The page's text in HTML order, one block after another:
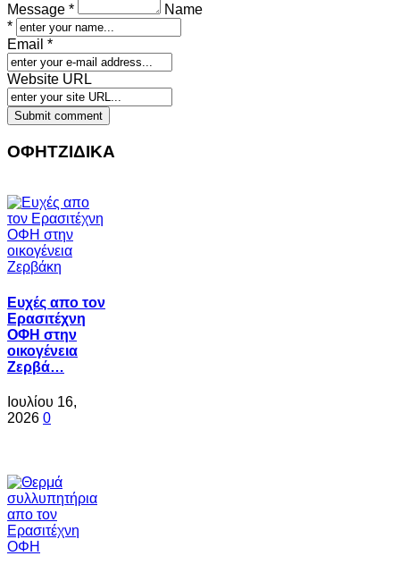
Message *
Name
*
Email *
Website URL
ΟΦΗΤΖΙΔΙΚΑ
Ευχές απο τον
Ερασιτέχνη
ΟΦΗ στην
οικογένεια
Ζερβά…
Ιουλίου 16,
2026 0